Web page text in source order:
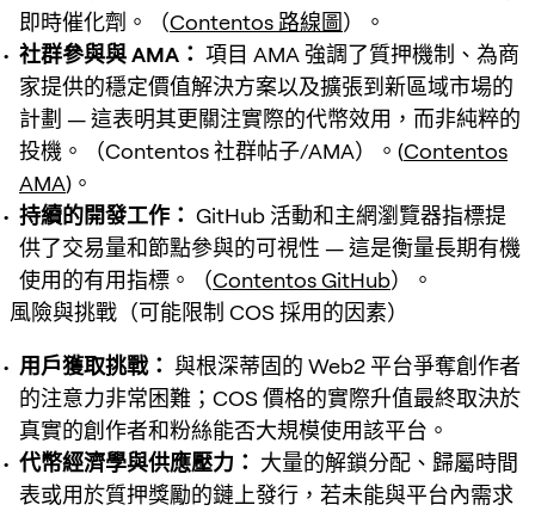
即時催化劑。（Contentos 路線圖）。
社群參與與 AMA： 項目 AMA 強調了質押機制、為商
家提供的穩定價值解決方案以及擴張到新區域市場的
計劃 — 這表明其更關注實際的代幣效用，而非純粹的
投機。（Contentos 社群帖子/AMA）。(Contentos
AMA)。
持續的開發工作： GitHub 活動和主網瀏覽器指標提
供了交易量和節點參與的可視性 — 這是衡量長期有機
使用的有用指標。（Contentos GitHub）。
風險與挑戰（可能限制 COS 採用的因素）
用戶獲取挑戰： 與根深蒂固的 Web2 平台爭奪創作者
的注意力非常困難；COS 價格的實際升值最終取決於
真實的創作者和粉絲能否大規模使用該平台。
代幣經濟學與供應壓力： 大量的解鎖分配、歸屬時間
表或用於質押獎勵的鏈上發行，若未能與平台內需求